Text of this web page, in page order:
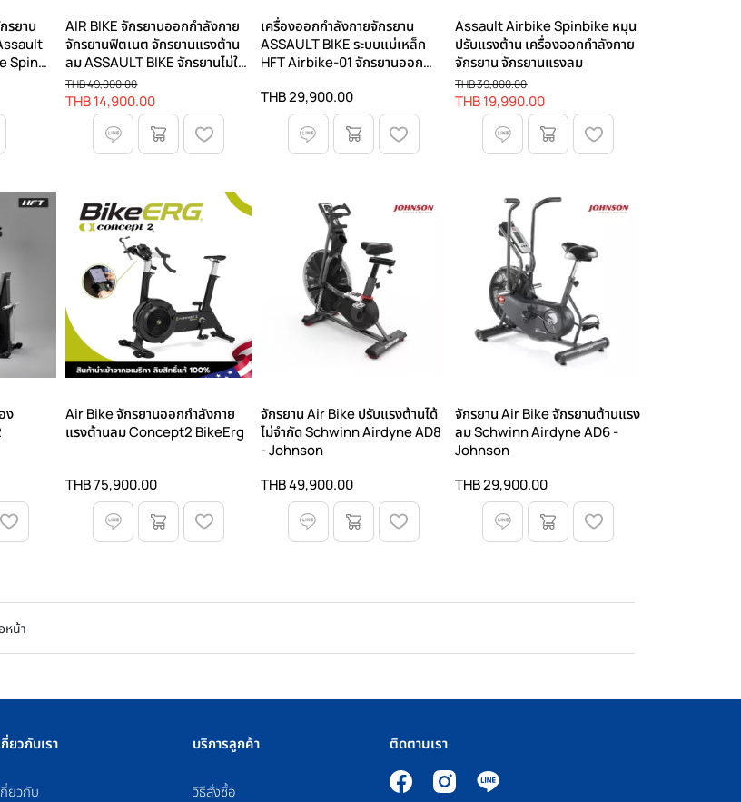
รยาน
Spin
AIR BIKE จักรยานออกกำลังกาย
จักรยานฟิตเนต จักรยานแรงต้าน
ลม ASSAULT BIKE จักรยานไม่ใช้
ไฟฟ้า
THB 14,900.00
THB 49,000.00
เครื่องออกกำลังกายจักรยาน
ASSAULT BIKE ระบบแม่เหล็ก
HFT Airbike-01 จักรยานออก
เนื้อในเครื่องเดียว
THB 29,900.00
Assault Airbike Spinbike หมุน
ปรับแรงต้าน เครื่องออกกำลังกาย
จักรยาน จักรยานแรงลม
THB 19,990.00
THB 39,800.00
ง
Air Bike จักรยานออกกำลังกาย
แรงต้านลม Concept2 BikeErg
THB 75,900.00
จักรยาน Air Bike ปรับแรงต้านได้
ไม่จำกัด Schwinn Airdyne AD8
- Johnson
THB 49,900.00
จักรยาน Air Bike จักรยานต้านแรง
ลม Schwinn Airdyne AD6 -
Johnson
THB 29,900.00
หน้า
กี่ยวกับเรา
กี่ยวกับ
บริการลูกค้า
วิธีสั่งซื้อ
ติดตามเรา